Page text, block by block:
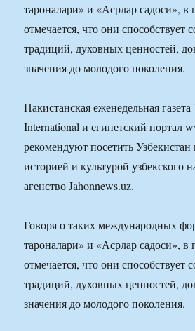
тароналари» и «Асрлар садоси», в
отмечается, что они способствует
традиций, духовных ценностей,
значения до молодого поколения.
Пакистанская еженедельная
International и египетский портал
рекомендуют посетить Узбекистан
историей и культурой узбекского
агенство Jahonnews.uz.
Говоря о таких международных
тароналари» и «Асрлар садоси», в
отмечается, что они способствует
традиций, духовных ценностей,
значения до молодого поколения.